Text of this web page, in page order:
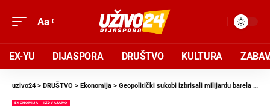
Aa
EX-YU DIJASPORA DRUŠTVO KULTURA
uzivo24 > DRUŠTVO > Ekonomija > Geopolitički sukobi izbrisali milijardu barela nafte sa tržišta, ali prava energetska kriza tek predstoji
EKONOMIJA IZDVAJAMO